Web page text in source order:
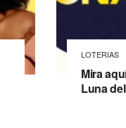
LOTERIAS
Mira
Luna